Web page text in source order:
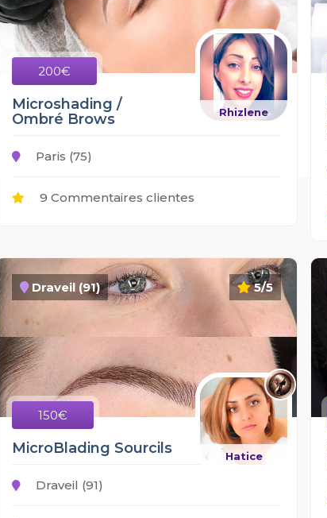
200€
Rhizlene
Microshading /
Ombré Brows
Paris (75)
9 Commentaires clientes
5/5
Draveil (91)
150€
Hatice
MicroBlading Sourcils
Draveil (91)